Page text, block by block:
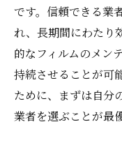
です。信頼できる業
れ、長期間にわたり
的なフィルムのメン
持続させることが可
ために、まずは自分
業者を選ぶことが最